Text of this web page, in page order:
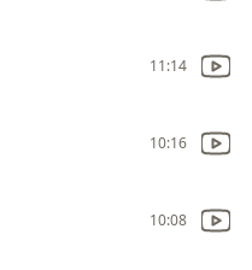
11:14
10:16
10:08